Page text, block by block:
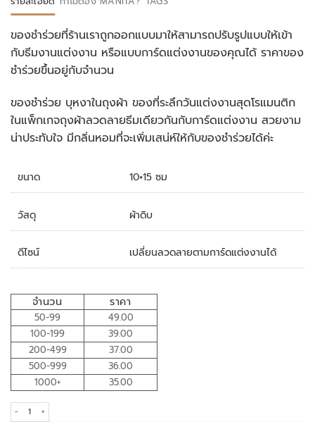
ของชำร่วยที่ร้านเราถูกออกแบบมาให้สามารถปรับรูปแบบให้เข้า
กับธีมงานแต่งงาน หรือแบบการ์ดแต่งงานของคุณได้ ราคาของ
ชำร่วยขึ้นอยู่กับจำนวน
ของชำร่วย บุหงาในถุงผ้า ของที่ระลึกวันแต่งงานสุดโรแมนติก
ในแพ็กเกจถุงผ้าลวดลายธีมเดียวกันกับการ์ดแต่งงาน สวยงาม
น่าประทับใจ มีกลิ่นหอมที่จะเพิ่มเสน่ห์ให้กับของชำร่วยได้ค่ะ
ขนาด 10×15 ซม
วัสดุ ผ้าดิบ
ดีไซน์ เปลี่ยนลวดลายตามการ์ดแต่งงานได้
จำนวน ราคา
50-99
49.00
100-199
39.00
200-499
37.00
500-999
36.00
1000+
35.00
ของชำร่วย บุหงาในถุงผ้า quantity